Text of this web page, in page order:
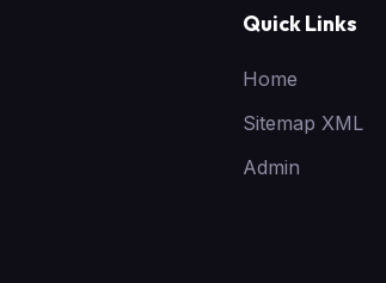
Quick Links
Home
Sitemap XML
Admin